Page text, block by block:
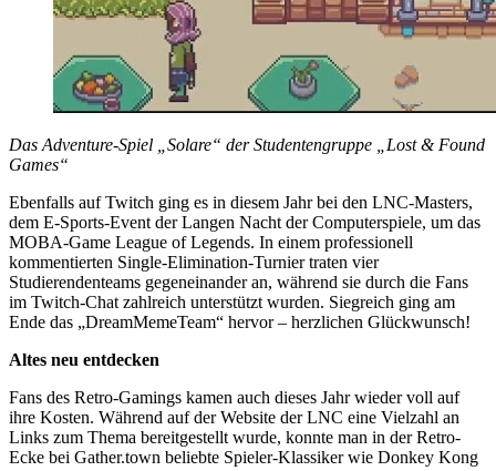
Das Adventure-Spiel „Solare“ der Studentengruppe „Lost & Found
Games“
Ebenfalls auf Twitch ging es in diesem Jahr bei den LNC-Masters,
dem E-Sports-Event der Langen Nacht der Computerspiele, um das
MOBA-Game League of Legends. In einem professionell
kommentierten Single-Elimination-Turnier traten vier
Studierendenteams gegeneinander an, während sie durch die Fans
im Twitch-Chat zahlreich unterstützt wurden. Siegreich ging am
Ende das „DreamMemeTeam“ hervor – herzlichen Glückwunsch!
Altes neu entdecken
Fans des Retro-Gamings kamen auch dieses Jahr wieder voll auf
ihre Kosten. Während auf der Website der LNC eine Vielzahl an
Links zum Thema bereitgestellt wurde, konnte man in der Retro-
Ecke bei Gather.town beliebte Spieler-Klassiker wie Donkey Kong